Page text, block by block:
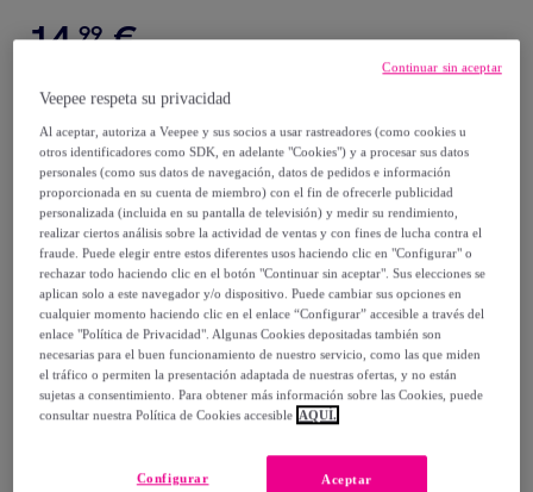
14,99 €
35, €
Vendido porID SPORT FITNESS
Entrega
Entrega desde3,98 €
Gratis desde 45,45 € de compra
16/08
Veepee respeta su privacidad
Al aceptar, autoriza a Veepee y sus socios a usar rastreadores (como cookies u
otros identificadores como SDK, en adelante "Cookies") y a procesar sus datos
personales (como sus datos de navegación, datos de pedidos e información
proporcionada en su cuenta de miembro) con el fin de ofrecerle publicidad
personalizada (incluida en su pantalla de televisión) y medir su rendimiento,
realizar ciertos análisis sobre la actividad de ventas y con fines de lucha contra el
fraude. Puede elegir entre estos diferentes usos haciendo clic en "Configurar" o
rechazar todo haciendo clic en el botón "Continuar sin aceptar". Sus elecciones se
aplican solo a este navegador y/o dispositivo. Puede cambiar sus opciones en
cualquier momento haciendo clic en el enlace “Configurar” accesible a través del
enlace "Política de Privacidad". Algunas Cookies depositadas también son
necesarias para el buen funcionamiento de nuestro servicio, como las que miden
el tráfico o permiten la presentación adaptada de nuestras ofertas, y no están
sujetas a consentimiento. Para obtener más información sobre las Cookies, puede
consultar nuestra Política de Cookies accesible AQUÍ.
Aceptar
Configurar
Continuar sin aceptar